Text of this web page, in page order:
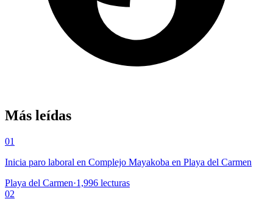
Más leídas
01
Inicia paro laboral en Complejo Mayakoba en Playa del Carmen
Playa del Carmen·1,996 lecturas
02